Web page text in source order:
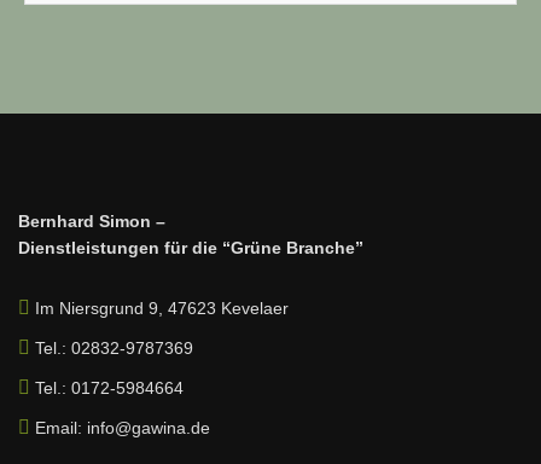
Bernhard Simon –
Dienstleistungen für die “Grüne Branche”
Im Niersgrund 9, 47623 Kevelaer
Tel.: 02832-9787369
Tel.: 0172-5984664
Email: info@gawina.de